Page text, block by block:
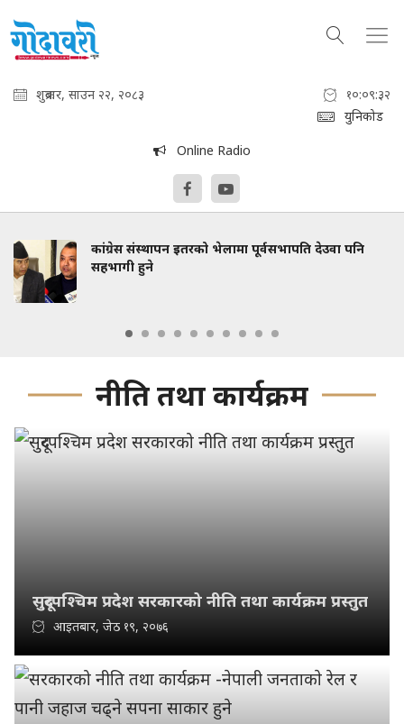
शुक्रबार, साउन २२, २०८३
१०:०९:३३
युनिकोड
Online Radio
कांग्रेस संस्थापन इतरको भेलामा पूर्वसभापति देउवा पनि
सहभागी हुने
नीति तथा कार्यक्रम
सुदूरपश्चिम प्रदेश सरकारको नीति तथा कार्यक्रम प्रस्तुत
आइतबार, जेठ १९, २०७६